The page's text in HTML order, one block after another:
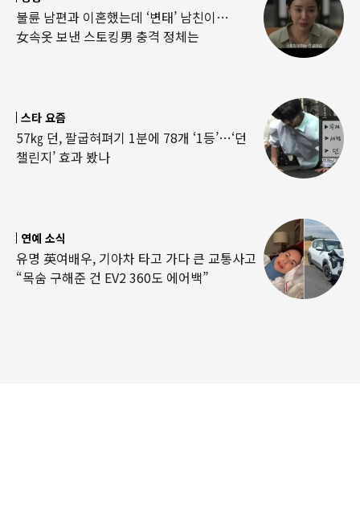
불륜 남편과 이혼했는데 ‘변태’ 남친이…
女속옷 보낸 스토킹男 충격 정체는
스타 요즘
57㎏ 던, 팔굽혀펴기 1분에 78개 ‘1등’…‘던
챌린지’ 효과 봤나
연예 소식
유명 英여배우, 기아차 타고 가다 큰 교통사고
“목숨 구해준 건 EV2 360도 에어백”